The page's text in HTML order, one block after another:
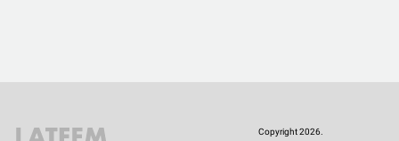
Copyright 2026.